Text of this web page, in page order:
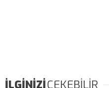
İLGİNİZİÇEKEBİLİR